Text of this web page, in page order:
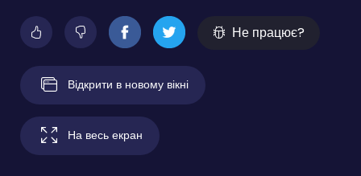
Не працює?
Відкрити в новому вікні
На весь екран